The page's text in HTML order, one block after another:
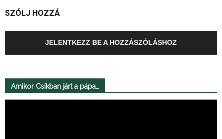
SZÓLJ HOZZÁ
JELENTKEZZ BE A HOZZÁSZÓLÁSHOZ
Amikor Csíkban járt a pápa…